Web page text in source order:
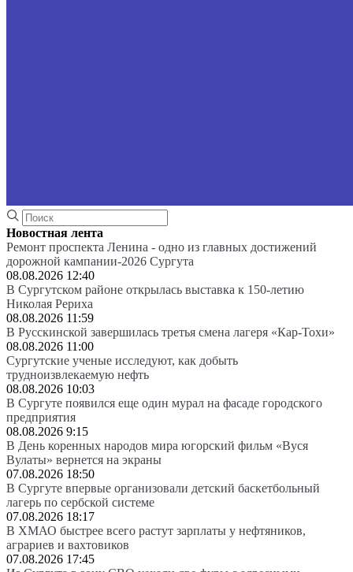
Новостная лента
Ремонт проспекта Ленина - одно из главных достижений
дорожной кампании-2026 Сургута
08.08.2026 12:40
В Сургутском районе открылась выставка к 150-летию
Николая Рериха
08.08.2026 11:59
В Русскинской завершилась третья смена лагеря «Кар-Тохи»
08.08.2026 11:00
Сургутские ученые исследуют, как добыть
трудноизвлекаемую нефть
08.08.2026 10:03
В Сургуте появился еще один мурал на фасаде городского
предприятия
08.08.2026 9:15
В День коренных народов мира югорский фильм «Вуся
Вулаты» вернется на экраны
07.08.2026 18:50
В Сургуте впервые организовали детский баскетбольный
лагерь по сербской системе
07.08.2026 18:17
В ХМАО быстрее всего растут зарплаты у нефтяников,
аграриев и вахтовиков
07.08.2026 17:45